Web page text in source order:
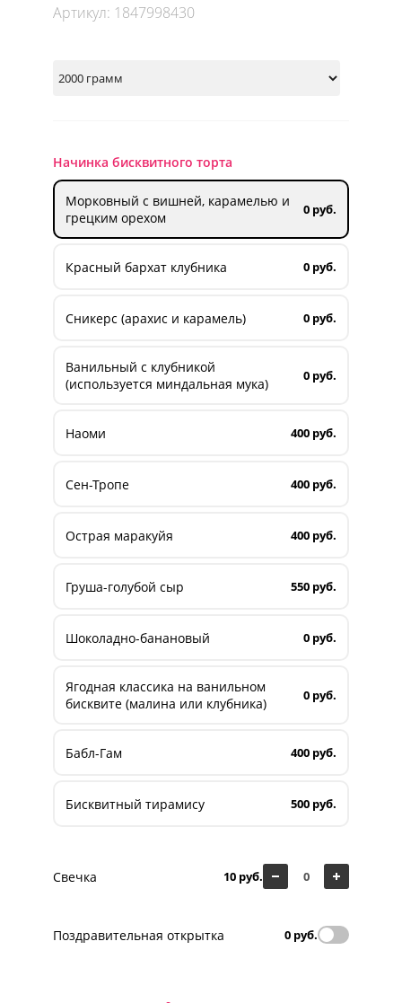
Артикул: 1847998430
Начинка бисквитного торта
Морковный с вишней, карамелью и
грецким орехом
0 руб.
Красный бархат клубника 0 руб.
Сникерс (арахис и карамель) 0 руб.
Ванильный с клубникой
(используется миндальная мука)
0 руб.
Наоми 400 руб.
Сен-Тропе 400 руб.
Острая маракуйя 400 руб.
Груша-голубой сыр 550 руб.
Шоколадно-банановый 0 руб.
Ягодная классика на ванильном
бисквите (малина или клубника)
0 руб.
Бабл-Гам 400 руб.
Бисквитный тирамису 500 руб.
Свечка 10 руб.
Поздравительная открытка 0 руб.